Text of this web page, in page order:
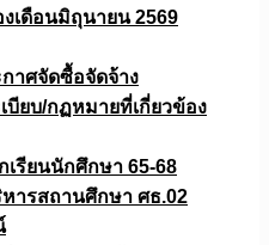
เดือนมิถุนายน 2569
าศจัดซื้อจัดจ้าง
บียบ/กฏหมายที่เกี่ยวข้อง
รียนนักศึกษา 65-68
ารสถานศึกษา ศธ.02